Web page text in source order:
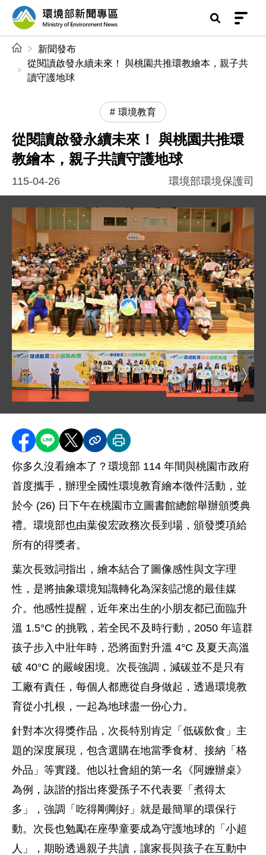
前往中央內容區塊
環境部新聞專區
新聞發布
從閱讀啟發永續未來！ 與桃園共推環教繪本，親子共
讀守護地球
環境教育
從閱讀啟發永續未來！ 與桃園共推環
教繪本，親子共讀守護地球
115-04-26 環境部環境保護司
圖片說明：大合照
圖片說明：葉俊宏次長與青年組得獎
圖片說明：葉俊宏
圖
分享至 Facebook
分享到 LINE
分享到 X分享內容連結
列印本頁
你多久沒看繪本了？環境部 114 年間與桃園市政府
首度攜手，辦理全國性環境教育繪本徵件活動，並
於今 (26) 日下午在桃園市立圖書館總館舉辦頒獎典
禮。環境部也由葉俊宏政務次長到場，頒發獎項給
所有的得獎者。
葉次長致詞指出，繪本結合了圖像感性與文字理
性，是將抽象環境知識轉化為深刻記憶的最佳媒
介。他感性提醒，近年來出生的小朋友都已面臨升
溫 1.5°C 的挑戰，若全民不及時行動，2050 年這群
孩子步入中壯年時，恐將面對升溫 4°C 及夏天高溫
破 40°C 的嚴峻困境。次長強調，減碳並不是只有
工廠有責任，每個人都應從自身做起，透過環境教
育從小扎根，一起為地球盡一份心力。
針對本次得獎作品，次長特別肯定「低碳飲食」主
題的深度展現，包含選購在地當季食材、接納「格
外品」等實踐。他以社會組的第一名《阿嬤辦桌》
為例，詼諧的指出疼愛孫子不代表要「煮得太
多」，強調「吃得剛剛好」就是最簡單的環保行
動。次長也勉勵在座學童要成為守護地球的「小超
人」，期盼透過親子共讀，讓家長與孩子在互動中